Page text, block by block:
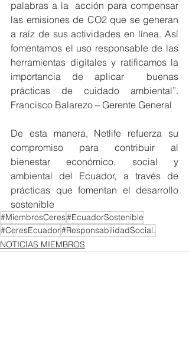
palabras a la  acción para compensar
las emisiones de CO2 que se generan
a raíz de sus actividades en línea. Así
fomentamos el uso responsable de las
herramientas digitales y ratificamos la
importancia de aplicar  buenas
prácticas de cuidado ambiental”.
Francisco Balarezo – Gerente General
De esta manera, Netlife refuerza su
compromiso para contribuir al
bienestar económico, social y
ambiental del Ecuador, a través de
prácticas que fomentan el desarrollo
sostenible
#MiembrosCeres#EcuadorSostenible
#CeresEcuador#ResponsabilidadSocial.
NOTICIAS MIEMBROS